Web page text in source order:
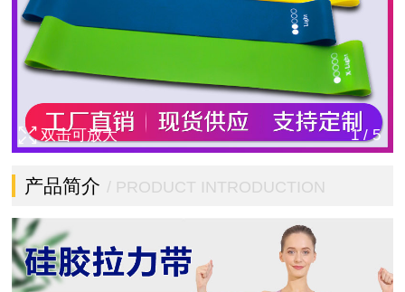
1/5
双击可放大
产品简介 / PRODUCT INTRODUCTION